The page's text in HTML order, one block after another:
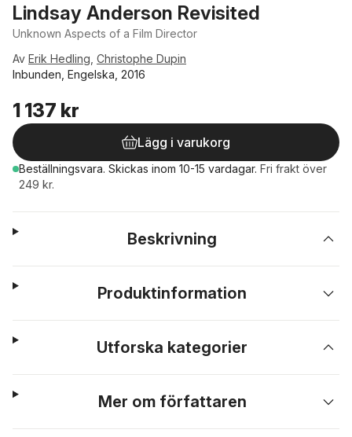
Lindsay Anderson Revisited
Unknown Aspects of a Film Director
Av Erik Hedling Christophe Dupin
Inbunden, Engelska, 2016
1 137 kr
Lägg i varukorg
Beställningsvara. Skickas inom 10-15 vardagar. Fri frakt över
249 kr.
Beskrivning
Produktinformation
Utforska kategorier
Mer om författaren